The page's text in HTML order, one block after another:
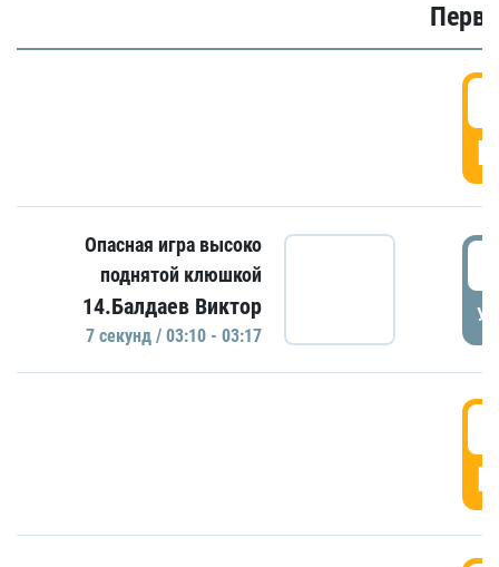
Опасная игра высоко
поднятой клюшкой
14.Балдаев Виктор
7 секунд / 03:10 - 03:17